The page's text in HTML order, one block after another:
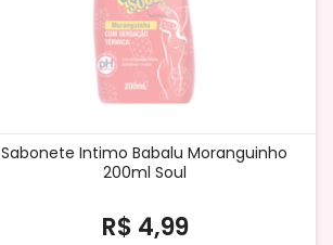
Sabonete Intimo Babalu Moranguinho
200ml Soul
R$ 4,99